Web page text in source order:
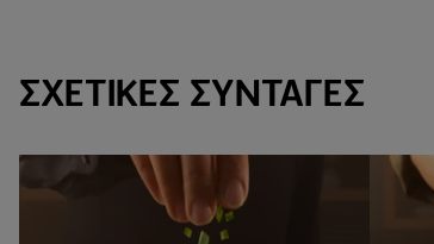
ΣΧΕΤΙΚΈΣ ΣΥΝΤΑΓΈΣ